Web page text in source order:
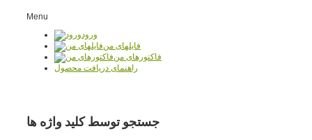
Menu
ورود
فایلهای من
فاکتورهای من
راهنمای دریافت محصول
جستجو توسط کلید واژه ها